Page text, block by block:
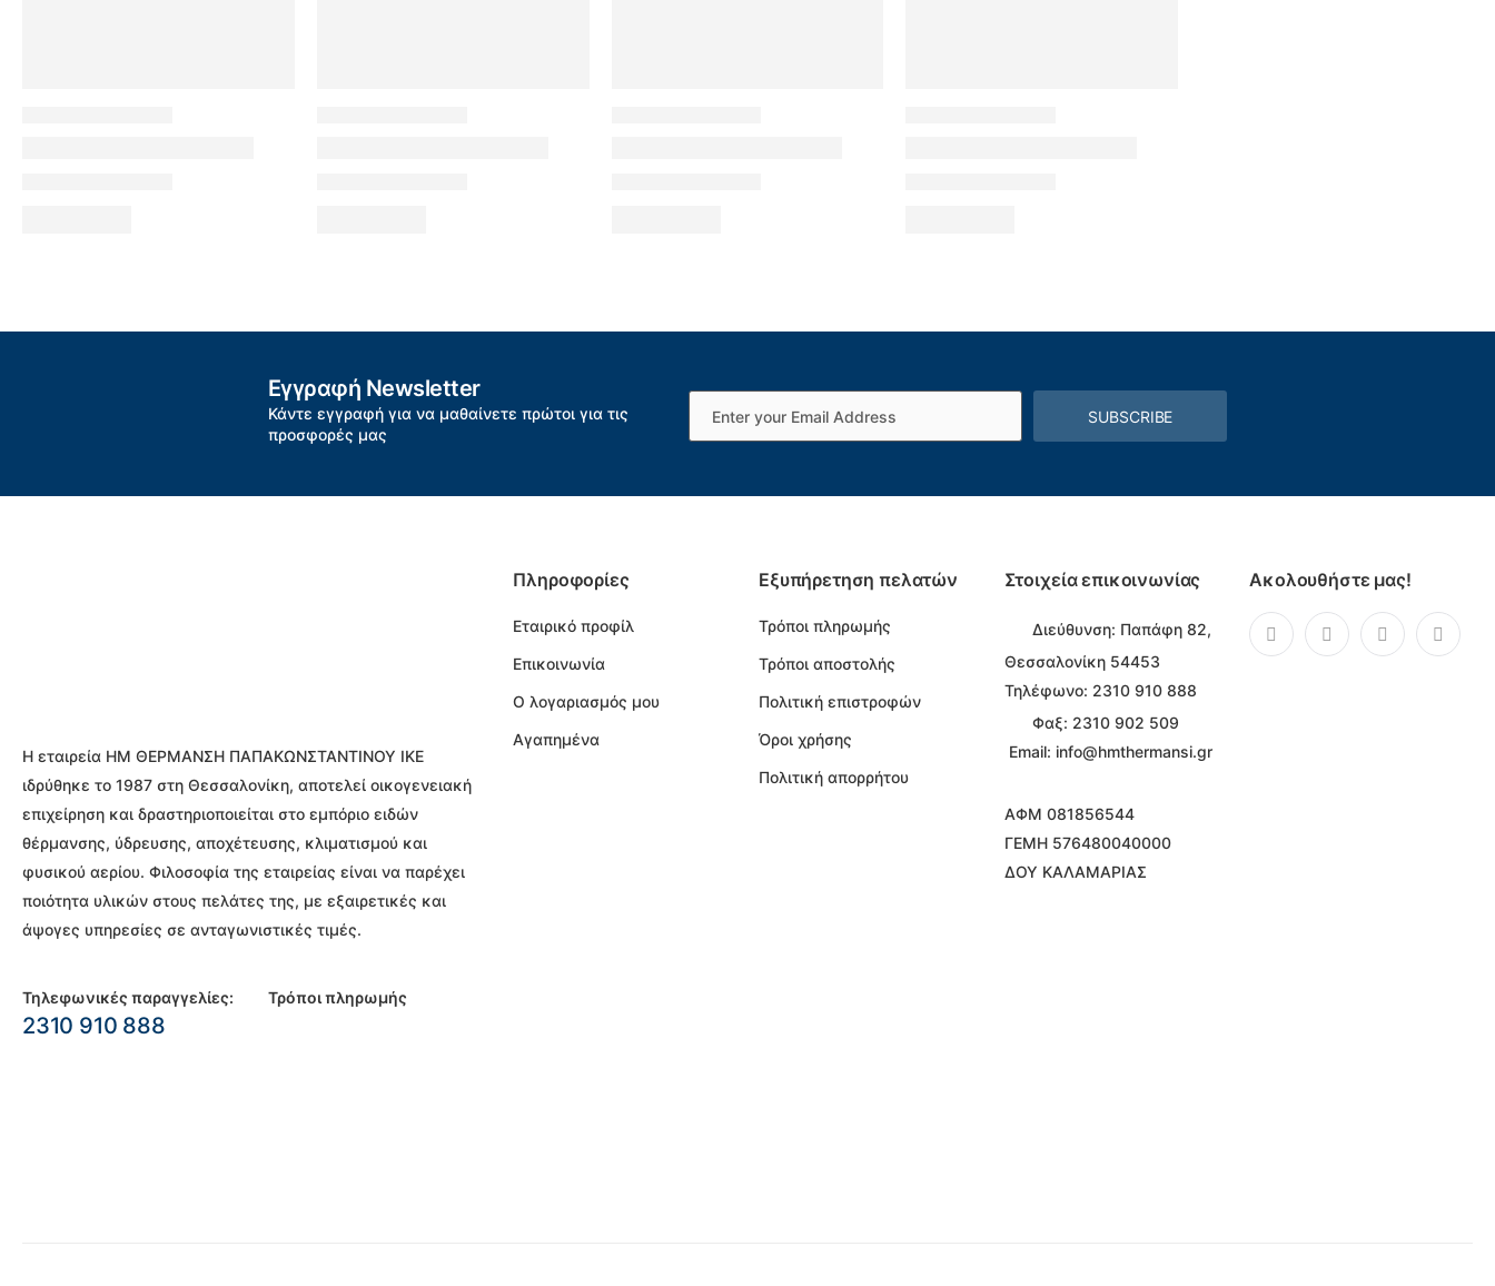
Εγγραφή Newsletter
Κάντε εγγραφή για να μαθαίνετε πρώτοι για τις
προσφορές μας
SUBSCRIBE
Η εταιρεία ΗΜ ΘΕΡΜΑΝΣΗ ΠΑΠΑΚΩΝΣΤΑΝΤΙΝΟΥ ΙΚΕ
ιδρύθηκε το 1987 στη Θεσσαλονίκη, αποτελεί οικογενειακή
επιχείρηση και δραστηριοποιείται στο εμπόριο ειδών
θέρμανσης, ύδρευσης, αποχέτευσης, κλιματισμού και
φυσικού αερίου. Φιλοσοφία της εταιρείας είναι να παρέχει
ποιότητα υλικών στους πελάτες της, με εξαιρετικές και
άψογες υπηρεσίες σε ανταγωνιστικές τιμές.
Τηλεφωνικές παραγγελίες:
2310 910 888
Τρόποι πληρωμής
Πληροφορίες
Εταιρικό προφίλ
Επικοινωνία
Ο λογαριασμός μου
Αγαπημένα
Εξυπήρετηση πελατών
Τρόποι πληρωμής
Τρόποι αποστολής
Πολιτική επιστροφών
Όροι χρήσης
Πολιτική απορρήτου
Στοιχεία επικοινωνίας
Διεύθυνση: Παπάφη 82,
Θεσσαλονίκη 54453
Τηλέφωνο: 2310 910 888
Φαξ: 2310 902 509
Email: info@hmthermansi.gr
ΑΦΜ 081856544
ΓΕΜΗ 576480040000
ΔΟΥ ΚΑΛΑΜΑΡΙΑΣ
Ακολουθήστε μας!